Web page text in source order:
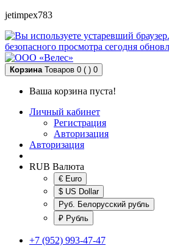
jetimpex783
Корзина Товаров 0 ( ) 0
Ваша корзина пуста!
Личный кабинет
Регистрация
Авторизация
Авторизация
RUB Валюта
€ Euro
$ US Dollar
Руб. Белорусский рубль
₽ Рубль
+7 (952) 993-47-47